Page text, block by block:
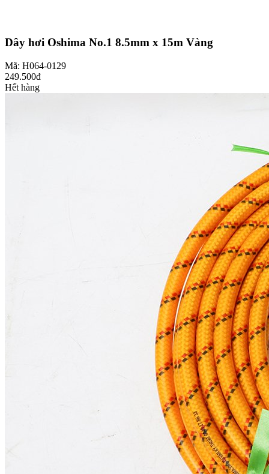
Dây hơi Oshima No.1 8.5mm x 15m Vàng
Mã: H064-0129
249.500đ
Hết hàng